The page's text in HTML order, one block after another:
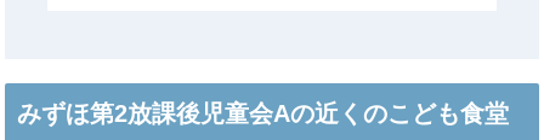
みずほ第2放課後児童会Aの近くのこども食堂